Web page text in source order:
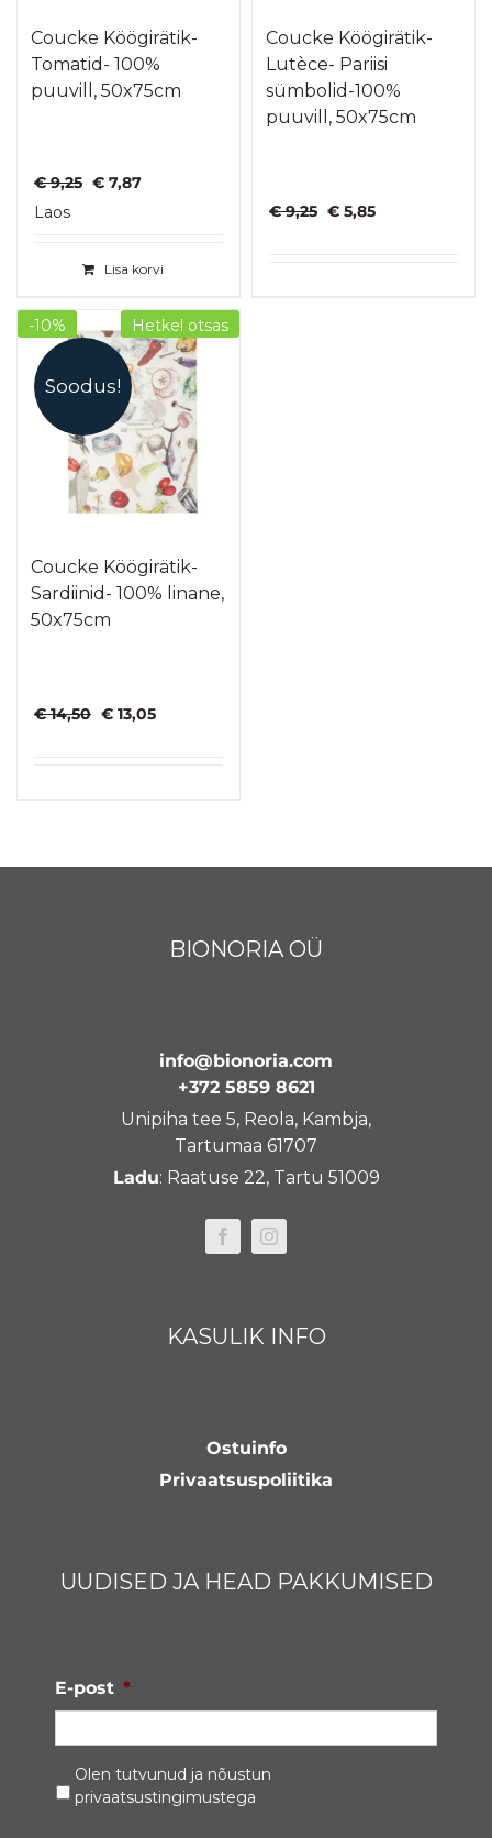
Coucke Köögirätik-
Tomatid- 100%
puuvill, 50x75cm
€9,25 Algne
€ 7,87Praegune
Laos
Lisa korvi
Coucke Köögirätik-
Lutèce- Pariisi
sümbolid-100%
puuvill, 50x75cm
€9,25 Algne
€ 5,85Praegune
Soodus!
Hetkel otsas
-10%
Coucke Köögirätik-
Sardiinid- 100% linane,
50x75cm
€14,50 Algne
€ 13,05Praegune
BIONORIA OÜ
info@bionoria.com
+372 5859 8621
Unipiha tee 5, Reola, Kambja,
Tartumaa 61707
Ladu: Raatuse 22, Tartu 51009
KASULIK INFO
Ostuinfo
Privaatsuspoliitika
UUDISED JA HEAD PAKKUMISED
E-post *
Privaatsustingimused *
Olen tutvunud ja nõustun
privaatsustingimustega